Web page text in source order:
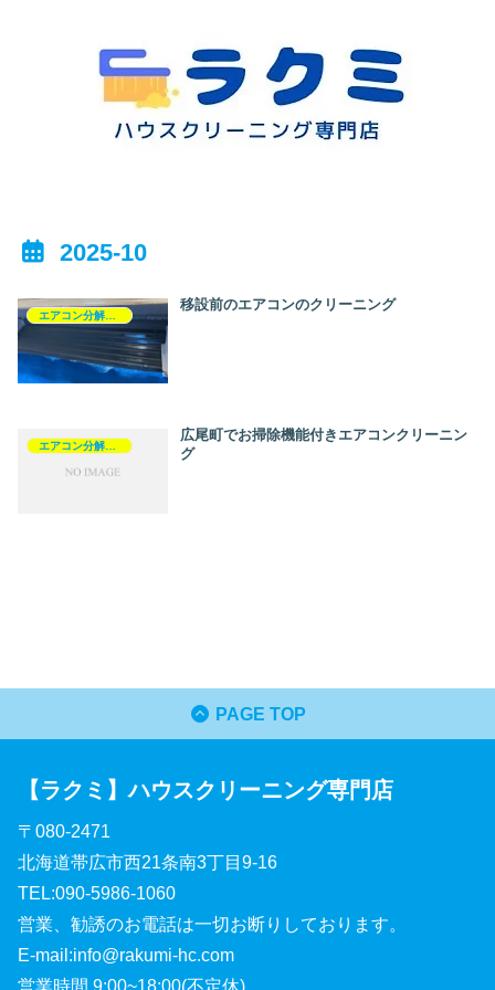
2025-10
エアコン分解洗浄
移設前のエアコンのクリーニング
広尾町でお掃除機能付きエアコンクリーニン
グ
PAGE TOP
【ラクミ】ハウスクリーニング専門店
〒080-2471
北海道帯広市西21条南3丁目9-16
TEL:090-5986-1060
営業、勧誘のお電話は一切お断りしております。
E-mail:info@rakumi-hc.com
営業時間 9:00~18:00(不定休)